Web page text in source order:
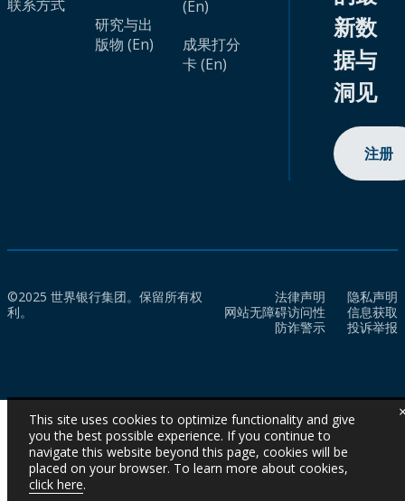
联系方式
研究与出
版物 (En)
(En)
成果打分
卡 (En)
新数
据与
洞见
注册
©2025 世界银行集团。保留所有权
利。
法律声明
隐私声明
网站无障碍访问性
信息获取
防诈警示
投诉举报
This site uses cookies to optimize functionality and give
you the best possible experience. If you continue to
navigate this website beyond this page, cookies will be
placed on your browser. To learn more about cookies,
click here.